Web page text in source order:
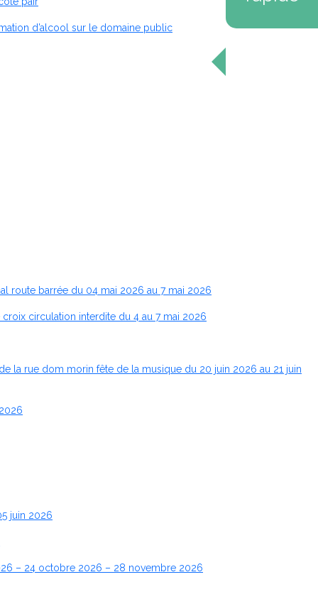
d’alcool sur le domaine public
route barrée du 04 mai 2026 au 7 mai 2026
circulation interdite du 4 au 7 mai 2026
la rue dom morin fête de la musique du 20 juin 2026 au 21 juin
juin 2026
– 24 octobre 2026 – 28 novembre 2026